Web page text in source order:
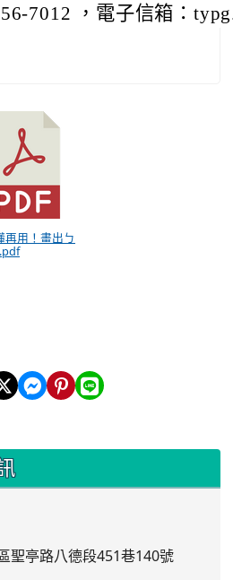
7012 ，電子信箱：
再用！畫出ㄅ
聖亭路八德段451巷140號